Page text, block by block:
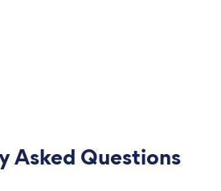
Asked Questions